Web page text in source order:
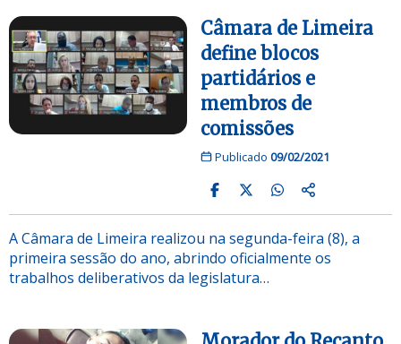
Câmara de Limeira
define blocos
partidários e
membros de
comissões
Publicado 09/02/2021
A Câmara de Limeira realizou na segunda-feira (8), a
primeira sessão do ano, abrindo oficialmente os
trabalhos deliberativos da legislatura…